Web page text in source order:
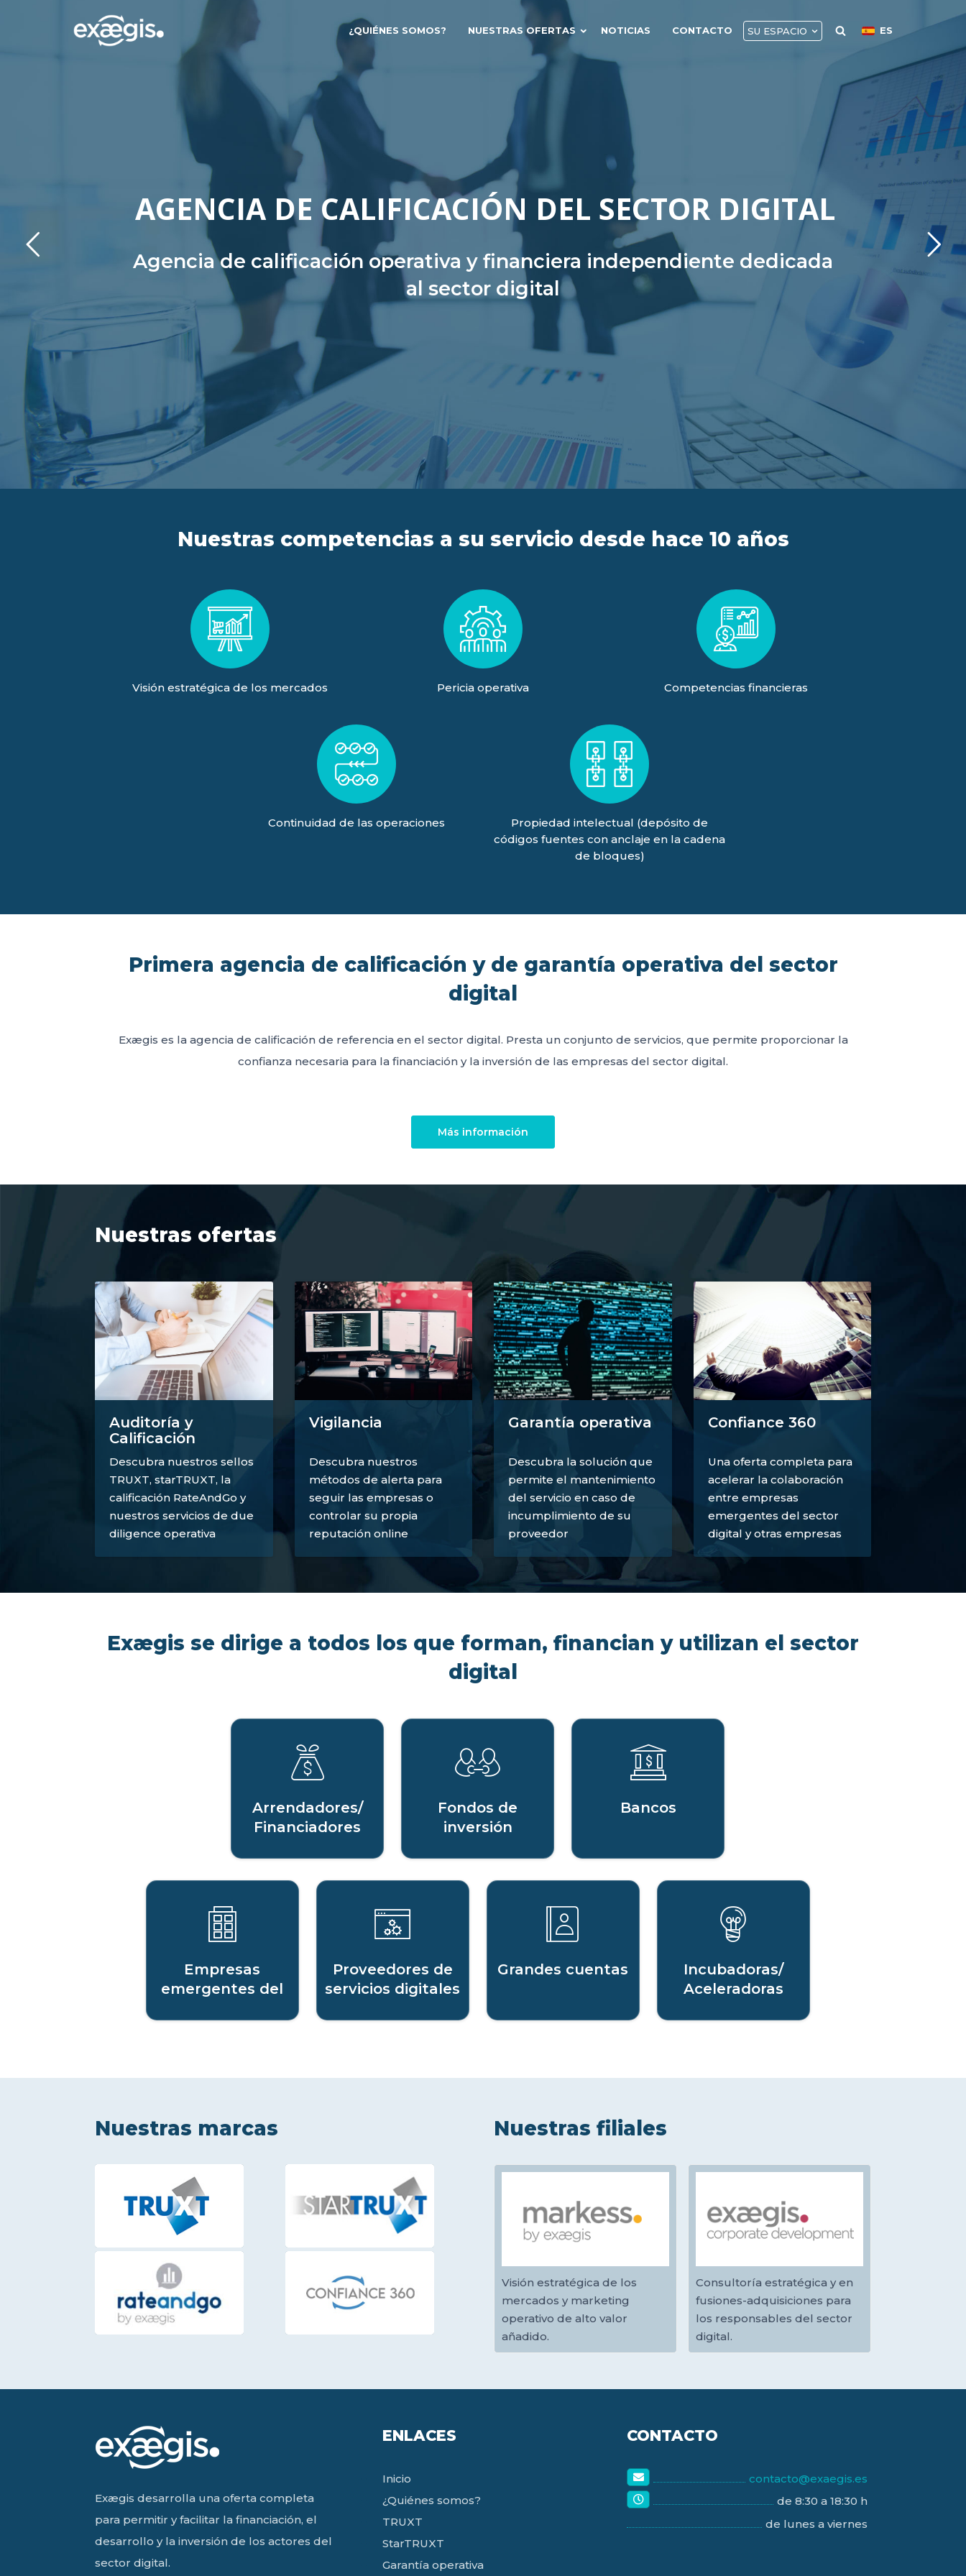
¿QUIÉNES SOMOS? NUESTRAS OFERTAS NOTICIAS CONTACTO SU ESPACIO ES
Agencia de calificación operativa y financiera independiente dedicada
al sector digital
AGENCIA DE CALIFICACIÓN DEL SECTOR DIGITAL
Nuestras competencias a su servicio desde hace 10 años
Visión estratégica de los mercados Pericia operativa Competencias financieras
Continuidad de las operaciones
Propiedad intelectual (depósito de
códigos fuentes con anclaje en la cadena
de bloques)
Primera agencia de calificación y de garantía operativa del sector
digital
Exægis es la agencia de calificación de referencia en el sector digital. Presta un conjunto de servicios, que permite proporcionar la
confianza necesaria para la financiación y la inversión de las empresas del sector digital.
Más información
Nuestras ofertas
Auditoría y
Calificación
Descubra nuestros sellos
TRUXT, starTRUXT, la
calificación RateAndGo y
nuestros servicios de due
diligence operativa
Vigilancia
Descubra nuestros
métodos de alerta para
seguir las empresas o
controlar su propia
reputación online
Garantía operativa
Descubra la solución que
permite el mantenimiento
del servicio en caso de
incumplimiento de su
proveedor
Confiance 360
Una oferta completa para
acelerar la colaboración
entre empresas
emergentes del sector
digital y otras empresas
Exægis se dirige a todos los que forman, financian y utilizan el sector
digital
Arrendadores/
Financiadores
Fondos de
inversión
Bancos
Empresas
emergentes del
Proveedores de
servicios digitales
Grandes cuentas
Incubadoras/
Aceleradoras
Nuestras marcas Nuestras filiales
Visión estratégica de los
mercados y marketing
operativo de alto valor
añadido.
Consultoría estratégica y en
fusiones-adquisiciones para
los responsables del sector
digital.
Exægis desarrolla una oferta completa
para permitir y facilitar la financiación, el
desarrollo y la inversión de los actores del
sector digital.
ENLACES
Inicio
¿Quiénes somos?
TRUXT
StarTRUXT
Garantía operativa
CONTACTO
contacto@exaegis.es
de 8:30 a 18:30 h
de lunes a viernes